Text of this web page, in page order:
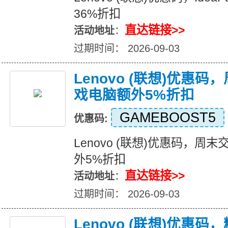
36%折扣
活动地址： 直达链接>>
过期时间： 2026-09-03
Lenovo (联想)优惠码，
戏电脑额外5%折扣
优惠码: GAMEBOOST5
Lenovo (联想)优惠码，周末
外5%折扣
活动地址： 直达链接>>
过期时间： 2026-09-03
Lenovo (联想)优惠码